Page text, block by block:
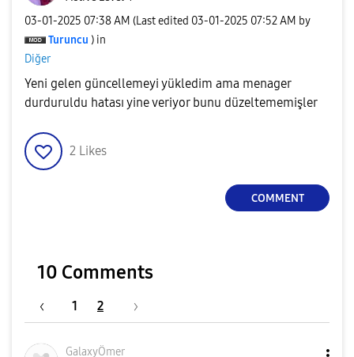
‎03-01-2025 07:38 AM (Last edited ‎03-01-2025 07:52 AM by
Turuncu ) in
Diğer
Yeni gelen güncellemeyi yükledim ama menager
durduruldu hatası yine veriyor bunu düzeltememişler
2 Likes
COMMENT
10 Comments
1 2
GalaxyÖmer